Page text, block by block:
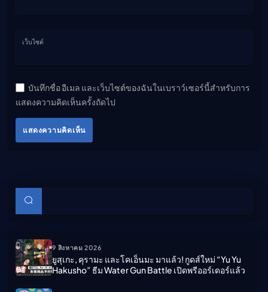
เว็บไซต์
บันทึกชื่อ อีเมล และเว็บไซต์ของฉันในเบราว์เซอร์นี้สำหรับการ
แสดงความคิดเห็นครั้งถัดไป
แสดงความคิดเห็น
บทความย่อย
9 สิงหาคม 2026
ยูสุเกะ, คุรามะ และโคเอ็นมะ มาแล้ว! กูดส์ใหม่ “Yu Yu
Hakusho” ธีม Water Gun Battle เปิดพรีออร์เดอร์แล้ว